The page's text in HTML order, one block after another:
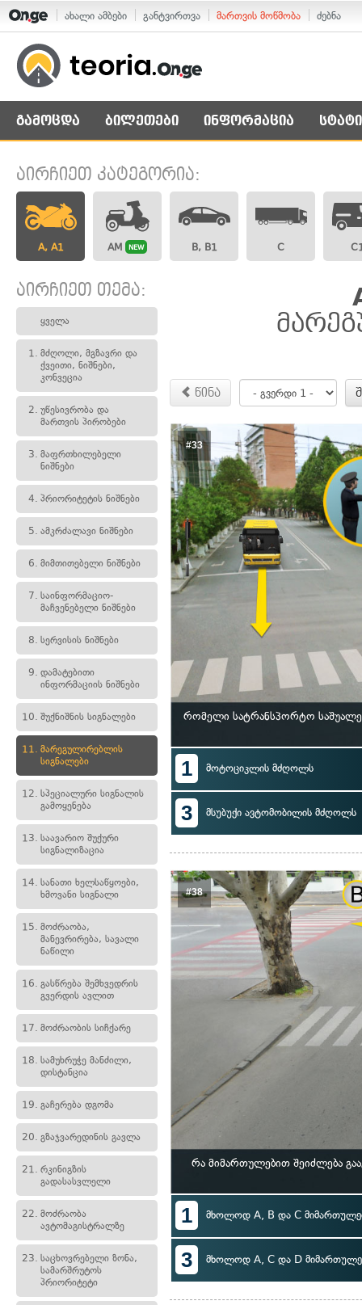
ახალი ამბები განტვირთვა მართვის მოწმობა ძებნა
გამოცდა ბილეთები ინფორმაცია
აირჩიეთ კატეგორია:
A, A1 AM NEW B, B1 C
აირჩიეთ თემა:
ყველა
1. მძღოლი, მგზავრი და
ქვეითი, ნიშნები,
კონვეცია
2. უწესივრობა და
მართვის პირობები
3. მაფრთხილებელი
ნიშნები
4. პრიორიტეტის ნიშნები
5. ამკრძალავი ნიშნები
6. მიმთითებელი ნიშნები
7. საინფორმაციო-
მაჩვენებელი ნიშნები
8. სერვისის ნიშნები
9. დამატებითი
ინფორმაციის ნიშნები
10. შუქნიშნის სიგნალები
11. მარეგულირებლის
სიგნალები
12. სპეციალური სიგნალის
გამოყენება
13. საავარიო შუქური
სიგნალიზაცია
14. სანათი ხელსაწყოები,
ხმოვანი სიგნალი
15. მოძრაობა,
მანევრირება, სავალი
ნაწილი
16. გასწრება შემხვედრის
გვერდის ავლით
17. მოძრაობის სიჩქარე
18. სამუხრუჭე მანძილი,
დისტანცია
19. გაჩერება დგომა
20. გზაჯვარედინის გავლა
21. რკინიგზის
გადასასვლელი
22. მოძრაობა
ავტომაგისტრალზე
23. საცხოვრებელი ზონა,
სამარშრუტოს
პრიორიტეტი
წინა
#33
რომელი სატრანსპორტო
1 მოტოციკლის მძღოლს
3 მსუბუქი ავტომობილის მძღოლს
#38
რა მიმართულებით შეიძლება
1 მხოლოდ A, B და C
3 მხოლოდ A, C და D